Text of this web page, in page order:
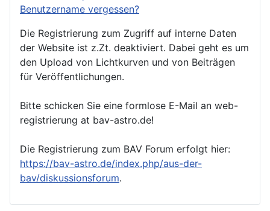
Benutzername vergessen?
Die Registrierung zum Zugriff auf interne Daten
der Website ist z.Zt. deaktiviert. Dabei geht es um
den Upload von Lichtkurven und von Beiträgen
für Veröffentlichungen.
Bitte schicken Sie eine formlose E-Mail an web-
registrierung at bav-astro.de!
Die Registrierung zum BAV Forum erfolgt hier:
https://bav-astro.de/index.php/aus-der-
bav/diskussionsforum.